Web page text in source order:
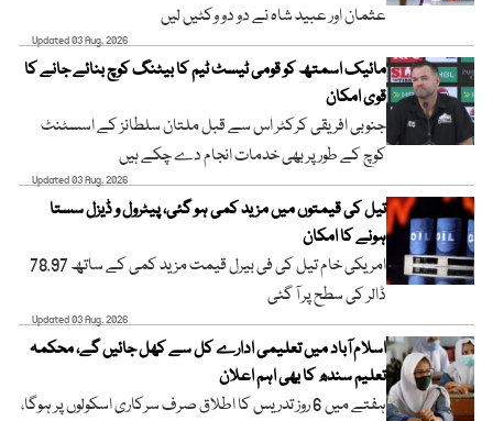
عثمان اور عبید شاہ نے دو دو وکٹیں لیں
Updated 03 Aug, 2026
مائیک اسمتھ کو قومی ٹیسٹ ٹیم کا بیٹنگ کوچ بنائے جانے کا
قوی امکان
جنوبی افریقی کرکٹر اس سے قبل ملتان سلطانز کے اسسٹنٹ
کوچ کے طور پر بھی خدمات انجام دے چکے ہیں
Updated 03 Aug, 2026
تیل کی قیمتوں میں مزید کمی ہو گئی، پیٹرول و ڈیزل سستا
ہونے کا امکان
امریکی خام تیل کی فی بیرل قیمت مزید کمی کے ساتھ 78.97
ڈالر کی سطح پر آ گئی
Updated 03 Aug, 2026
اسلام آباد میں تعلیمی ادارے کل سے کھل جائیں گے، محکمہ
تعلیم سندھ کا بھی اہم اعلان
ہفتے میں 6 روز تدریس کا اطلاق صرف سرکاری اسکولوں پر ہوگا،